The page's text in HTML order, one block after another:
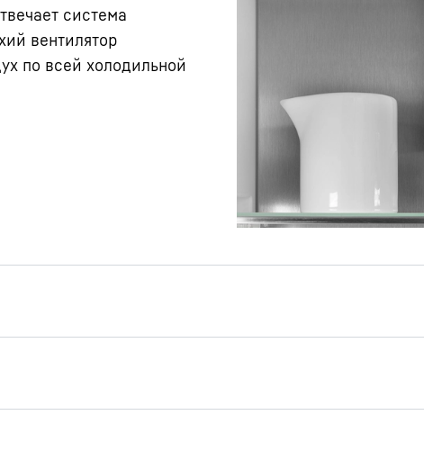
система
вентилятор
по всей холодильной
тихий, что вам придётся